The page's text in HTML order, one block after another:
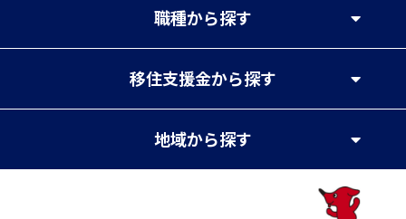
職種から探す
移住支援金から探す
地域から探す